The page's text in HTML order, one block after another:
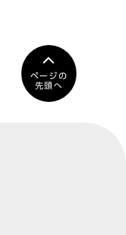
ページの
先頭へ